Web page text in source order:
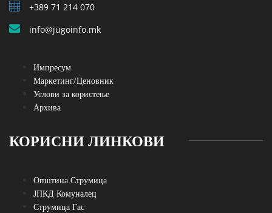
+389 71 214 070
info@jugoinfo.mk
Импресум
Маркетинг/Ценовник
Услови за користење
Архива
КОРИСНИ ЛИНКОВИ
Општина Струмица
ЈПКД Комуналец
Струмица Гас